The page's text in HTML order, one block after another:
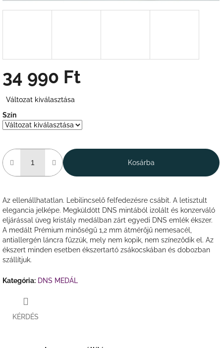
34 990 Ft
Változat kiválasztása
Szín
Kosárba
Az ellenállhatatlan. Lebilincselő felfedezésre csábít. A letisztult
elegancia jelképe. Megküldött DNS mintából izolált és konzerváló
eljárással üveg kristály medálban zárt egyedi DNS emlék ékszer.
A medált Prémium minőségű 1,2 mm átmérőjű nemesacél,
antiallergén láncra fűzzük, mely nem kopik, nem színeződik el. Az
ékszert minden esetben ékszertartó zsákocskában és dobozban
szállítjuk.
Kategória: DNS MEDÁL
KÉRDÉS